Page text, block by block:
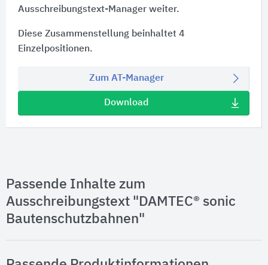
Ausschreibungstext-Manager weiter.
Diese Zusammenstellung beinhaltet 4
Einzelpositionen.
Zum AT-Manager
Download
Passende Inhalte zum
Ausschreibungstext "DAMTEC® sonic
Bautenschutzbahnen"